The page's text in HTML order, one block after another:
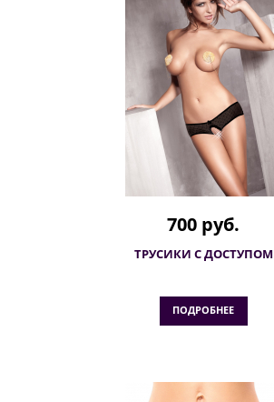
700 руб.
ТРУСИКИ С ДОСТУПОМ
ПОДРОБНЕЕ